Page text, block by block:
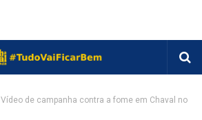
Vídeo de campanha contra a fome em Chaval no